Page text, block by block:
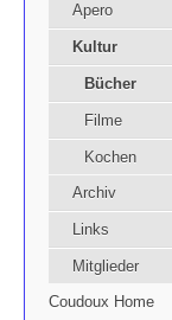
Apero
Kultur
Bücher
Filme
Kochen
Archiv
Links
Mitglieder
Coudoux Home